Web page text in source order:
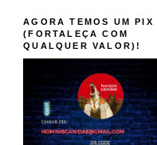
AGORA TEMOS UM PIX
(FORTALEÇA COM
QUALQUER VALOR)!